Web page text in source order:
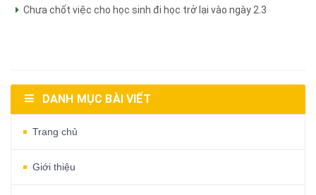
Chưa chốt việc cho học sinh đi học trở lại vào ngày 2.3
DANH MỤC BÀI VIẾT
Trang chủ
Giới thiệu